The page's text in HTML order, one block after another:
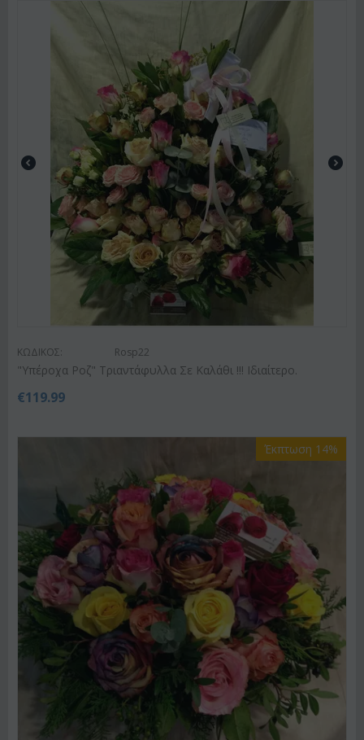
ΚΩΔΙΚΟΣ: Rosp22
"Υπέροχα Ροζ" Τριαντάφυλλα Σε Καλάθι !!! Ιδιαίτερο.
€119.99
Έκπτωση 14%